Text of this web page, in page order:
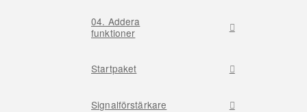
04. Addera
funktioner
Startpaket
Signalförstärkare